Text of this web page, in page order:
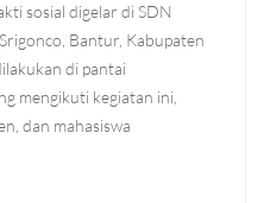
sosial digelar di SDN
Bantur, Kabupaten
di pantai
mengikuti kegiatan ini,
dan mahasiswa